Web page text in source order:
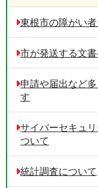
東根市の障がい
市が発送する文
申請や届出など
す
サイバーセキュ
ついて
統計調査について